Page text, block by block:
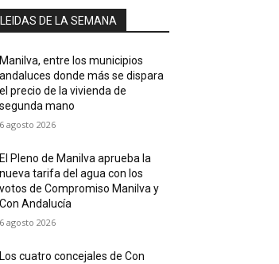
DE LA SEMANA
Manilva, entre los municipios
andaluces donde más se dispara
el precio de la vivienda de
segunda mano
6 agosto 2026
El Pleno de Manilva aprueba la
nueva tarifa del agua con los
votos de Compromiso Manilva y
Con Andalucía
6 agosto 2026
Los cuatro concejales de Con